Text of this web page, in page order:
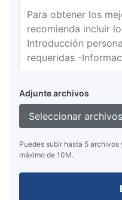
Adjunte archivos
Seleccionar archivos
Puedes subir hasta 5
máximo de 10M.